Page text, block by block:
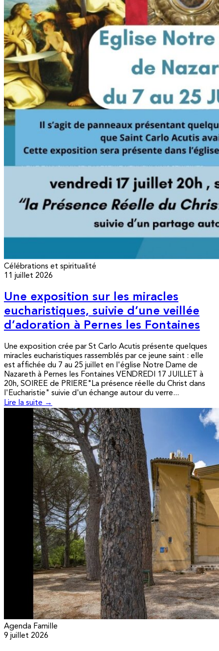
Célébrations et spiritualité
11 juillet 2026
Une exposition sur les miracles
eucharistiques, suivie d’une veillée
d’adoration à Pernes les Fontaines
Une exposition crée par St Carlo Acutis présente quelques
miracles eucharistiques rassemblés par ce jeune saint : elle
est affichée du 7 au 25 juillet en l'église Notre Dame de
Nazareth à Pernes les Fontaines VENDREDI 17 JUILLET à
20h, SOIREE de PRIERE"La présence réelle du Christ dans
l'Eucharistie" suivie d'un échange autour du verre...
Lire la suite →
Agenda Famille
9 juillet 2026